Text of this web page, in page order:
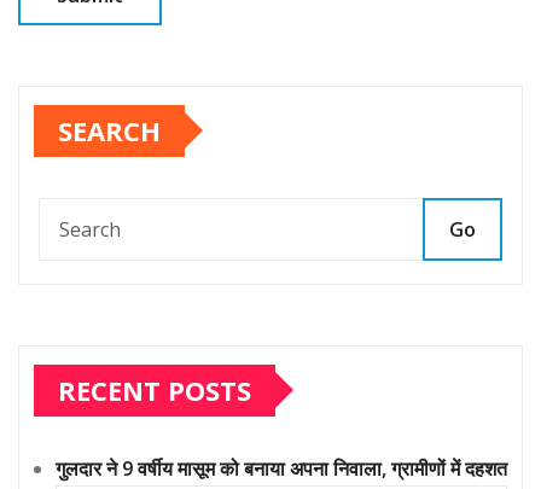
SEARCH
Go
RECENT POSTS
गुलदार ने 9 वर्षीय मासूम को बनाया अपना निवाला, ग्रामीणों में दहशत